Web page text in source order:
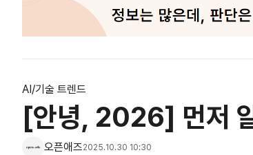
AI/기술 트렌드
[안녕, 2026] 먼저
오픈애즈2025.10.30 10:30